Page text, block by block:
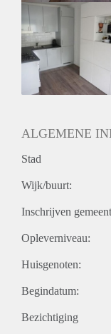
ALGEMENE
Stad
Wijk/buurt:
Inschrijven
Opleverniveau:
Huisgenoten:
Begindatum:
Bezichtiging